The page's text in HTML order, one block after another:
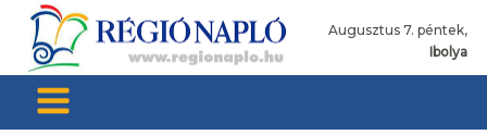
Augusztus 7. péntek,
Ibolya